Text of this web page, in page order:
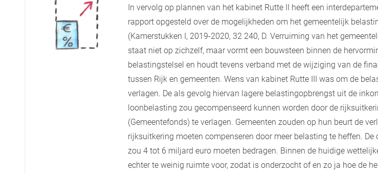
In vervolg op plannen van het kabinet Rutte II heeft een
rapport opgesteld over de mogelijkheden om het gemeentelijk
(Kamerstukken I, 2019-2020, 32 240, D. Verruiming van het
staat niet op zichzelf, maar vormt een bouwsteen binnen de
belastingstelsel en houdt tevens verband met de wijziging van de
tussen Rijk en gemeenten. Wens van kabinet Rutte III was om de
verlagen. De als gevolg hiervan lagere belastingopbrengst uit de
loonbelasting zou gecompenseerd kunnen worden door de
(Gemeentefonds) te verlagen. Gemeenten zouden op hun beurt de
rijksuitkering moeten compenseren door meer belasting te heffen.
zou 4 tot 6 miljard euro moeten bedragen. Binnen de huidige
echter te weinig ruimte voor, zodat is onderzocht of en zo ja hoe de